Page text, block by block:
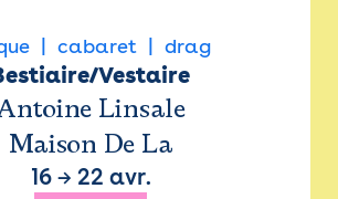
cabaret drag
Vestaire
Linsale
Maison De La
16→ 22 avr.